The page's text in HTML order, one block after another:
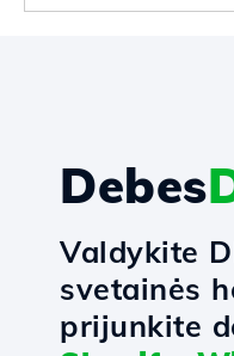
Debes
Valdykite
svetainės
prijunkite